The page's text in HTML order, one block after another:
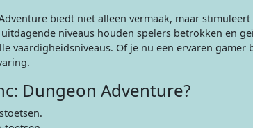
biedt niet alleen vermaak, maar
niveaus houden spelers betrokken en
vaardigheidsniveaus. Of je nu een ervaren
Dungeon Adventure?